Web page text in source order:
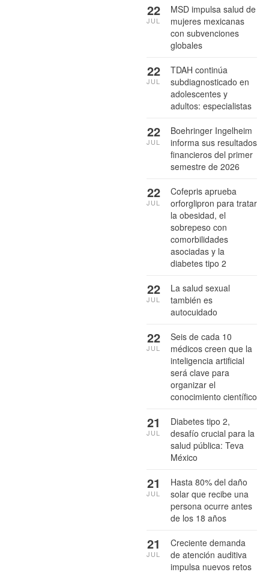
MSD impulsa salud de
mujeres mexicanas
con subvenciones
globales
22
JUL
TDAH continúa
subdiagnosticado en
adolescentes y
adultos: especialistas
22
JUL
Boehringer Ingelheim
informa sus resultados
financieros del primer
semestre de 2026
22
JUL
Cofepris aprueba
orforglipron para tratar
la obesidad, el
sobrepeso con
comorbilidades
asociadas y la
diabetes tipo 2
22
JUL
La salud sexual
también es
autocuidado
22
JUL
Seis de cada 10
médicos creen que la
inteligencia artificial
será clave para
organizar el
conocimiento científico
22
JUL
Diabetes tipo 2,
desafío crucial para la
salud pública: Teva
México
21
JUL
Hasta 80% del daño
solar que recibe una
persona ocurre antes
de los 18 años
21
JUL
Creciente demanda
de atención auditiva
impulsa nuevos retos
21
JUL